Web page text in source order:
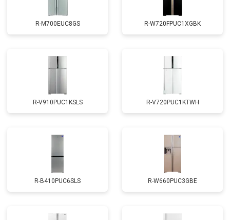
R-M700EUC8GS R-W720FPUC1XGBK
R-V910PUC1KSLS R-V720PUC1KTWH
R-B410PUC6SLS R-W660PUC3GBE